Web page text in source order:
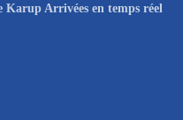
Karup Arrivées en temps réel